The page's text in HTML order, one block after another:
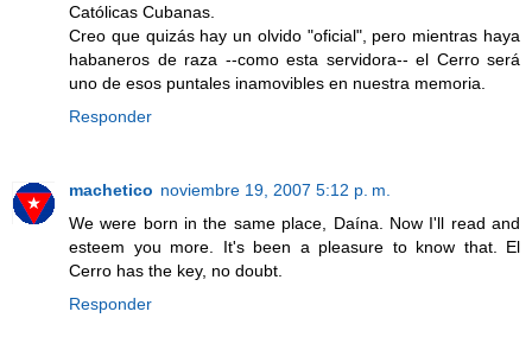
Católicas Cubanas.
Creo que quizás hay un olvido "oficial", pero mientras haya
habaneros de raza --como esta servidora-- el Cerro será
uno de esos puntales inamovibles en nuestra memoria.
Responder
machetico noviembre 19, 2007 5:12 p. m.
We were born in the same place, Daína. Now I'll read and
esteem you more. It's been a pleasure to know that. El
Cerro has the key, no doubt.
Responder